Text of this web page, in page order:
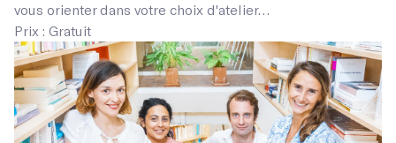
vous orienter dans votre choix d'atelier…
Prix : Gratuit